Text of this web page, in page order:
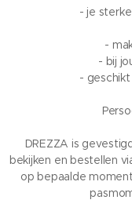
- je
-
- bij
-
DREZZA is
bekijken en bestellen
op bepaalde